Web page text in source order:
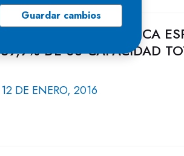
LA RESERVA HIDRÁULICA
59,9% DE SU CAPACIDAD
12 DE ENERO, 2016
Guardar cambios